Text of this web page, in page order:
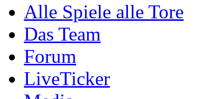
Alle Spiele alle Tore
Das Team
Forum
LiveTicker